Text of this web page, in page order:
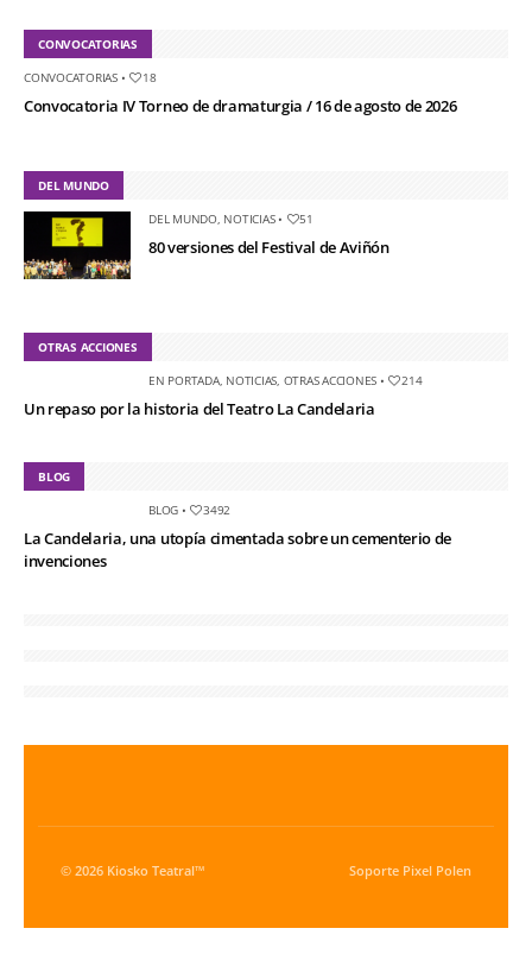
CONVOCATORIAS
CONVOCATORIAS• 18
Convocatoria IV Torneo de dramaturgia / 16 de agosto de 2026
DEL MUNDO
DEL MUNDO, NOTICIAS• 51
80 versiones del Festival de Aviñón
OTRAS ACCIONES
EN PORTADA, NOTICIAS OTRAS ACCIONES • 214
Un repaso por la historia del Teatro La Candelaria
BLOG
BLOG • 3492
La Candelaria, una utopía cimentada sobre un cementerio de
invenciones
© 2026 Kiosko Teatral™ Soporte Pixel Polen